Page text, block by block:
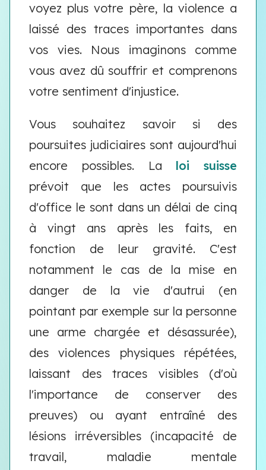
voyez plus votre père, la violence a
laissé des traces importantes dans
vos vies. Nous imaginons comme
vous avez dû souffrir et comprenons
votre sentiment d'injustice.
Vous souhaitez savoir si des
poursuites judiciaires sont aujourd'hui
encore possibles. La loi suisse
prévoit que les actes poursuivis
d'office le sont dans un délai de cinq
à vingt ans après les faits, en
fonction de leur gravité. C'est
notamment le cas de la mise en
danger de la vie d'autrui (en
pointant par exemple sur la personne
une arme chargée et désassurée),
des violences physiques répétées,
laissant des traces visibles (d'où
l'importance de conserver des
preuves) ou ayant entraîné des
lésions irréversibles (incapacité de
travail, maladie mentale